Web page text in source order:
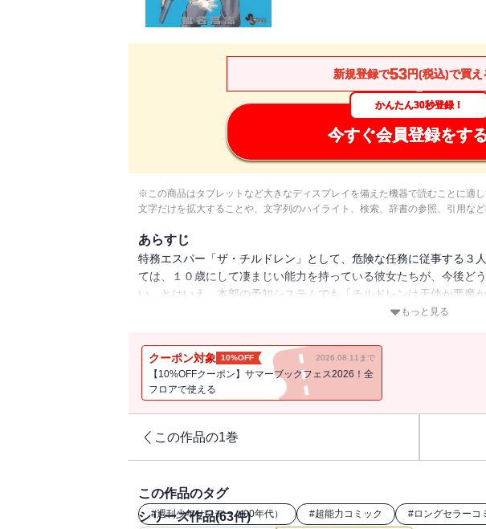
新規登録で53円(税込)で買え
かんたん30秒登録！
今すぐ会員登録をす
※この商品はタブレットなど大きなディスプレイを備えた機器で読むことに適し
文字だけを拡大することや、文字列のハイライト、検索、辞書の参照、引用など
あらすじ
特務エスパー「ザ・チルドレン」として、危険な任務に従事する３
ては、１０歳にして凄まじい能力を持っている彼女たちが、今後ど
い。とはいえ、本部の予知システムでも「チルドレンは天使か悪魔
もっと見る
クーポン対象 10%OFF 2026.08.11まで
【10%OFFクーポン】サマーブックフェス2026！全
フロアで使える
この作品の1巻
この作品のタグ
#週刊少年サンデー（00年代） #超能力コミック #ロングセラーコ
シリーズ作品(63件)